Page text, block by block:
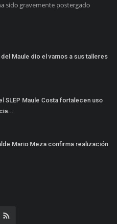
sido gravemente postergado
Maule dio el vamos a sus talleres
SLEP Maule Costa fortalecen uso
Mario Meza confirma realización